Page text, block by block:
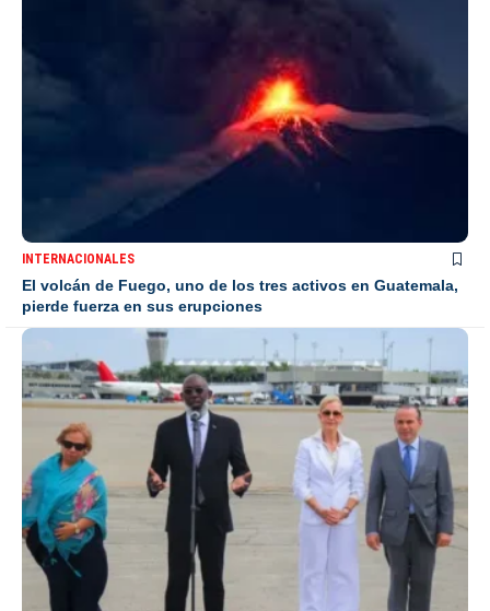
INTERNACIONALES
El volcán de Fuego, uno de los tres activos en Guatemala,
pierde fuerza en sus erupciones